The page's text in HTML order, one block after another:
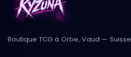
Boutique TCG à Orbe, Vaud — Suisse